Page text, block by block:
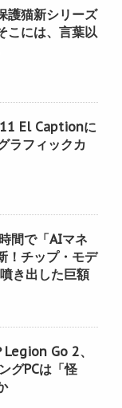
護猫新シリーズ
こには、言葉以
El Captionに
ラフィックカ
間で「AIマネ
！チップ・モデ
き出した巨額
Legion Go 2、
グPCは「怪